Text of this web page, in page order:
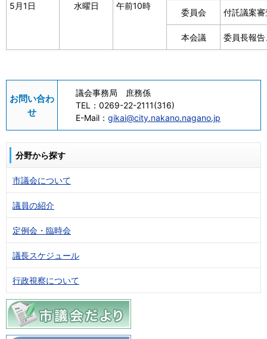
5月1日 水曜日 午前10時
委員会 付託議案審
本会議 委員長報
お問い合わ
せ
議会事務局 庶務係
TEL： 0269-22-2111(316)
E-Mail： gikai@city.nakano.nagano.jp
分野から探す
市議会について
議員の紹介
定例会・臨時会
議長スケジュール
行政視察について